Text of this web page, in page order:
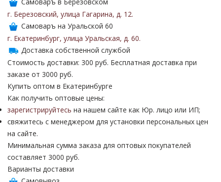
г. Березовский, улица Гагарина, д. 12.
Самоваръ на Уральской 60
г. Екатеринбург, улица Уральская, д. 60.
Доставка собственной службой
Стоимость доставки: 300 руб. Бесплатная доставка при
заказе от 3000 руб.
Купить оптом в Екатеринбурге
Как получить оптовые цены:
зарегистрируйтесь на нашем сайте как Юр. лицо или ИП;
свяжитесь с менеджером для установки персональных цен
на сайте.
Минимальная сумма заказа для оптовых покупателей
составляет 3000 руб.
Варианты доставки